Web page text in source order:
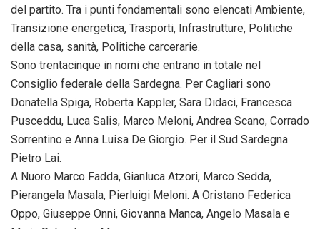
del partito. Tra i punti fondamentali sono elencati Ambiente,
Transizione energetica, Trasporti, Infrastrutture, Politiche
della casa, sanità, Politiche carcerarie.
Sono trentacinque in nomi che entrano in totale nel
Consiglio federale della Sardegna. Per Cagliari sono
Donatella Spiga, Roberta Kappler, Sara Didaci, Francesca
Pusceddu, Luca Salis, Marco Meloni, Andrea Scano, Corrado
Sorrentino e Anna Luisa De Giorgio. Per il Sud Sardegna
Pietro Lai.
A Nuoro Marco Fadda, Gianluca Atzori, Marco Sedda,
Pierangela Masala, Pierluigi Meloni. A Oristano Federica
Oppo, Giuseppe Onni, Giovanna Manca, Angelo Masala e